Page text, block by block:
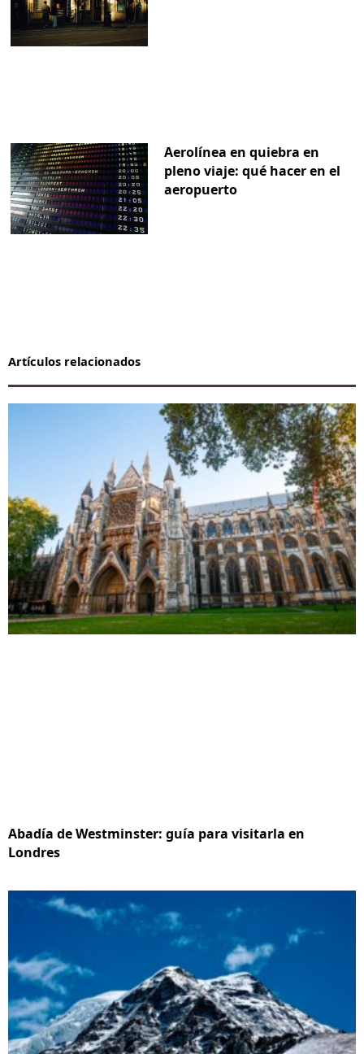
Aerolínea en quiebra en
pleno viaje: qué hacer en el
aeropuerto
Artículos relacionados
Abadía de Westminster: guía para visitarla en
Londres